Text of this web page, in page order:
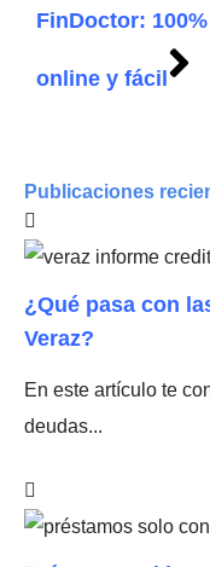
FinDoctor: 100%
online y fácil
Publicaciones
¿Qué pasa con
Veraz?
En este artículo te
deudas...